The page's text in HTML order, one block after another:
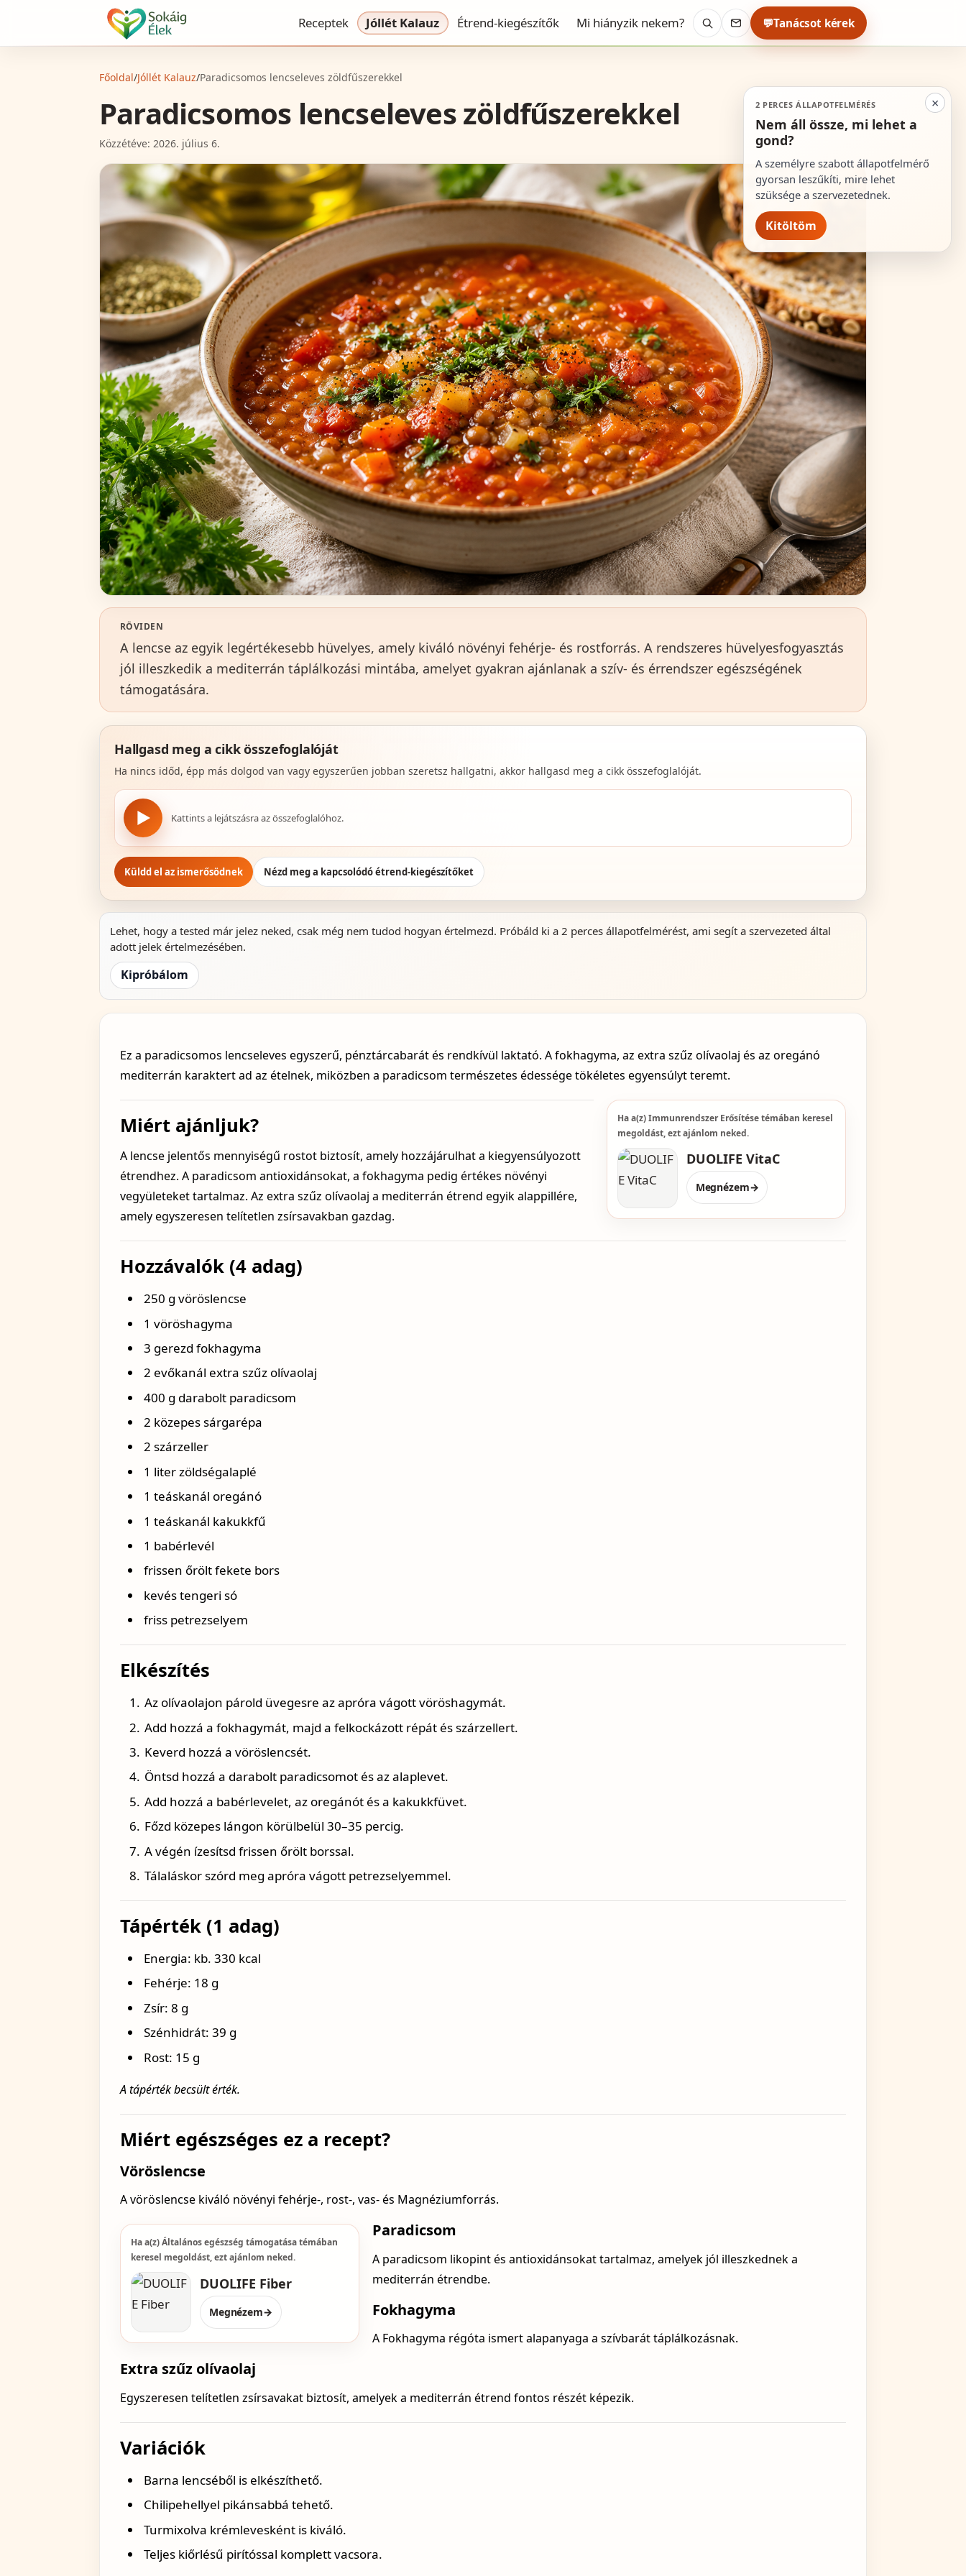
Receptek Jóllét Kalauz Étrend-kiegészítők Mi hiányzik nekem? KeresésKapcsolat
💬Tanácsot kérek
×
2 PERCES ÁLLAPOTFELMÉRÉS
Nem áll össze, mi lehet a
gond?
A személyre szabott állapotfelmérő
gyorsan leszűkíti, mire lehet
szüksége a szervezetednek.
Kitöltöm
Főoldal/Jóllét Kalauz/Paradicsomos lencseleves zöldfűszerekkel
Paradicsomos lencseleves zöldfűszerekkel
Közzétéve: 2026. július 6.
RÖVIDEN
A lencse az egyik legértékesebb hüvelyes, amely kiváló növényi fehérje- és rostforrás. A rendszeres hüvelyesfogyasztás
jól illeszkedik a mediterrán táplálkozási mintába, amelyet gyakran ajánlanak a szív- és érrendszer egészségének
támogatására.
Hallgasd meg a cikk összefoglalóját
Ha nincs időd, épp más dolgod van vagy egyszerűen jobban szeretsz hallgatni, akkor hallgasd meg a cikk összefoglalóját.
▶ Kattints a lejátszásra az összefoglalóhoz.
Küldd el az ismerősödnek Nézd meg a kapcsolódó étrend-kiegészítőket
Lehet, hogy a tested már jelez neked, csak még nem tudod hogyan értelmezd. Próbáld ki a 2 perces állapotfelmérést, ami segít a szervezeted által
adott jelek értelmezésében.
Kipróbálom
Ez a paradicsomos lencseleves egyszerű, pénztárcabarát és rendkívül laktató. A fokhagyma, az extra szűz olívaolaj és az oregánó
mediterrán karaktert ad az ételnek, miközben a paradicsom természetes édessége tökéletes egyensúlyt teremt.
Ha a(z) Immunrendszer Erősítése témában keresel
megoldást, ezt ajánlom neked.
DUOLIFE VitaC
Megnézem→
Miért ajánljuk?
A lencse jelentős mennyiségű rostot biztosít, amely hozzájárulhat a kiegyensúlyozott
étrendhez. A paradicsom antioxidánsokat, a fokhagyma pedig értékes növényi
vegyületeket tartalmaz. Az extra szűz olívaolaj a mediterrán étrend egyik alappillére,
amely egyszeresen telítetlen zsírsavakban gazdag.
Hozzávalók (4 adag)
250 g vöröslencse
1 vöröshagyma
3 gerezd fokhagyma
2 evőkanál extra szűz olívaolaj
400 g darabolt paradicsom
2 közepes sárgarépa
2 szárzeller
1 liter zöldségalaplé
1 teáskanál oregánó
1 teáskanál kakukkfű
1 babérlevél
frissen őrölt fekete bors
kevés tengeri só
friss petrezselyem
Elkészítés
Az olívaolajon párold üvegesre az apróra vágott vöröshagymát.
Add hozzá a fokhagymát, majd a felkockázott répát és szárzellert.
Keverd hozzá a vöröslencsét.
Öntsd hozzá a darabolt paradicsomot és az alaplevet.
Add hozzá a babérlevelet, az oregánót és a kakukkfüvet.
Főzd közepes lángon körülbelül 30–35 percig.
A végén ízesítsd frissen őrölt borssal.
Tálaláskor szórd meg apróra vágott petrezselyemmel.
Tápérték (1 adag)
Energia: kb. 330 kcal
Fehérje: 18 g
Zsír: 8 g
Szénhidrát: 39 g
Rost: 15 g
A tápérték becsült érték.
Miért egészséges ez a recept?
Vöröslencse
A vöröslencse kiváló növényi fehérje-, rost-, vas- és Magnéziumforrás.
Ha a(z) Általános egészség támogatása témában
keresel megoldást, ezt ajánlom neked.
DUOLIFE Fiber
Megnézem→
Paradicsom
A paradicsom likopint és antioxidánsokat tartalmaz, amelyek jól illeszkednek a
mediterrán étrendbe.
Fokhagyma
A Fokhagyma régóta ismert alapanyaga a szívbarát táplálkozásnak.
Extra szűz olívaolaj
Egyszeresen telítetlen zsírsavakat biztosít, amelyek a mediterrán étrend fontos részét képezik.
Variációk
Barna lencséből is elkészíthető.
Chilipehellyel pikánsabbá tehető.
Turmixolva krémlevesként is kiváló.
Teljes kiőrlésű pirítóssal komplett vacsora.